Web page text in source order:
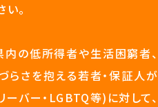
。
の低所得者や生活困窮者、
らさを抱える若者・保証人が
ーバー・LGBTQ等)に対して、